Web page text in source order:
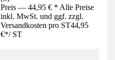
Preis — 44,95 € * Alle Preise
inkl. MwSt. und ggf. zzgl.
Versandkosten pro ST44,95
€*/ ST